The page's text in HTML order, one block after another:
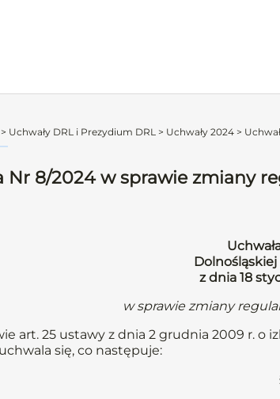
> Uchwały DRL i Prezydium DRL > Uchwały 2024 >
Nr 8/2024 w sprawie zmiany
z dnia 18
w sprawie zmiany
art. 25 ustawy z dnia 2 grudnia 2009 r. o
się, co następuje: